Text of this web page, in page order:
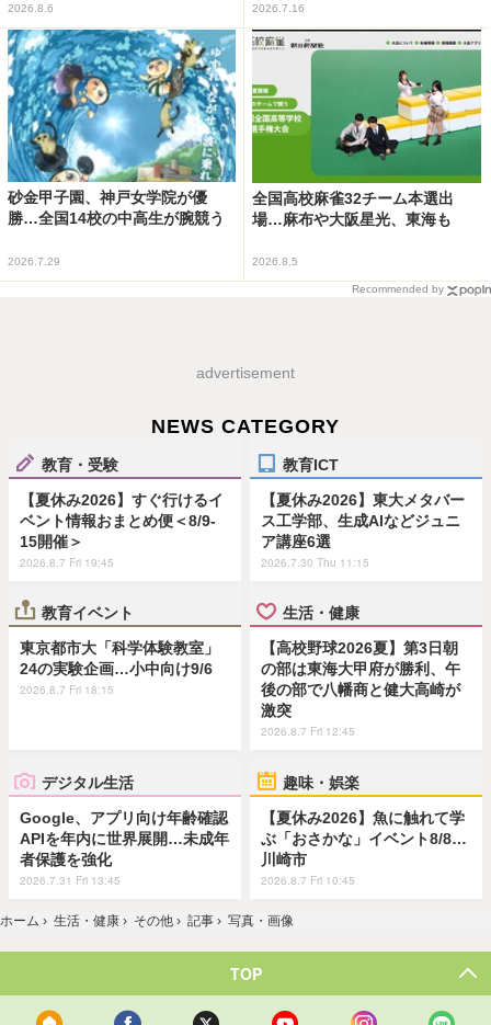
2026.8.6 2026.7.16
砂金甲子園、神戸女学院が優
勝…全国14校の中高生が腕競う
2026.7.29
全国高校麻雀32チーム本選出
場…麻布や大阪星光、東海も
2026.8.5
Recommended by
advertisement
NEWS CATEGORY
教育・受験
【夏休み2026】すぐ行けるイ
ベント情報おまとめ便＜8/9-
15開催＞
2026.8.7 Fri 19:45
教育ICT
【夏休み2026】東大メタバー
ス工学部、生成AIなどジュニ
ア講座6選
2026.7.30 Thu 11:15
教育イベント
東京都市大「科学体験教室」
24の実験企画…小中向け9/6
2026.8.7 Fri 18:15
生活・健康
【高校野球2026夏】第3日朝
の部は東海大甲府が勝利、午
後の部で八幡商と健大高崎が
激突
2026.8.7 Fri 12:45
デジタル生活
Google、アプリ向け年齢確認
APIを年内に世界展開…未成年
者保護を強化
2026.7.31 Fri 13:45
趣味・娯楽
【夏休み2026】魚に触れて学
ぶ「おさかな」イベント8/8…
川崎市
2026.8.7 Fri 10:45
ホーム › 生活・健康 › その他 › 記事 › 写真・画像
TOP